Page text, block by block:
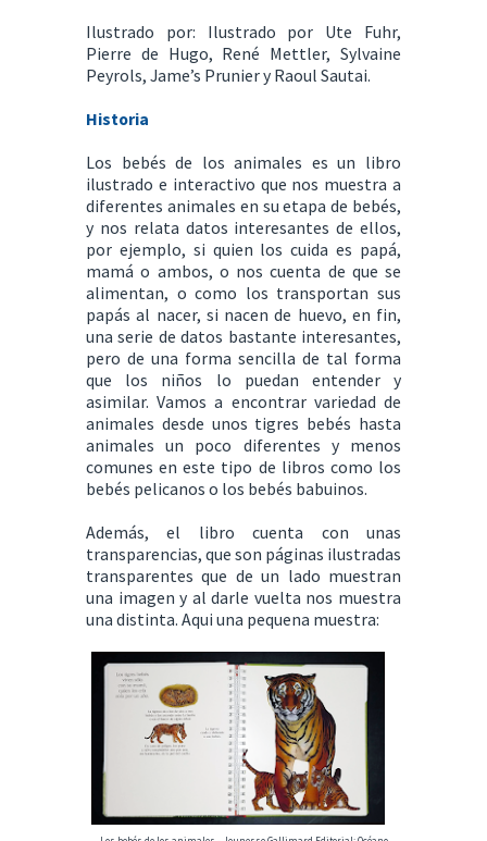
Ilustrado por: Ilustrado por Ute Fuhr,
Pierre de Hugo, René Mettler, Sylvaine
Peyrols, Jame’s Prunier y Raoul Sautai.
Historia
Los bebés de los animales es un libro
ilustrado e interactivo que nos muestra a
diferentes animales en su etapa de bebés,
y nos relata datos interesantes de ellos,
por ejemplo, si quien los cuida es papá,
mamá o ambos, o nos cuenta de que se
alimentan, o como los transportan sus
papás al nacer, si nacen de huevo, en fin,
una serie de datos bastante interesantes,
pero de una forma sencilla de tal forma
que los niños lo puedan entender y
asimilar. Vamos a encontrar variedad de
animales desde unos tigres bebés hasta
animales un poco diferentes y menos
comunes en este tipo de libros como los
bebés pelicanos o los bebés babuinos.
Además, el libro cuenta con unas
transparencias, que son páginas ilustradas
transparentes que de un lado muestran
una imagen y al darle vuelta nos muestra
una distinta. Aqui una pequena muestra: